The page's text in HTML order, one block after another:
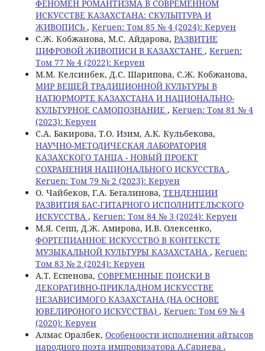
ФЕНОМЕН РОМАНТИЗМА В СОВРЕМЕННОМ
ИСКУССТВЕ КАЗАХСТАНА: СКУЛЬПТУРА И
ЖИВОПИСЬ , Keruen: Том 85 № 4 (2024): Керуен
C.Ж. Кобжанова, М.С. Айдарова, РАЗВИТИЕ
ЦИФРОВОЙ ЖИВОПИСИ В КАЗАХСТАНЕ , Keruen:
Том 77 № 4 (2022): Керуен
М.М. Келсинбек, Д.С. Шарипова, С.Ж. Кобжанова,
МИР ВЕЩЕЙ ТРАДИЦИОННОЙ КУЛЬТУРЫ В
НАТЮРМОРТЕ КАЗАХСТАНА И НАЦИОНАЛЬНО-
КУЛЬТУРНОЕ САМОПОЗНАНИЕ , Keruen: Том 81 № 4
(2023): Керуен
С.A. Бакирова, Т.О. Изим, А.К. Кульбекова,
НАУЧНО-МЕТОДИЧЕСКАЯ ЛАБОРАТОРИЯ
КАЗАХСКОГО ТАНЦА - НОВЫЙ ПРОЕКТ
СОХРАНЕНИЯ НАЦИОНАЛЬНОГО ИСКУССТВА ,
Keruen: Том 79 № 2 (2023): Керуен
О. Чайбеков, Г.А. Бегалинова, ТЕНДЕНЦИИ
РАЗВИТИЯ БАС-ГИТАРНОГО ИСПОЛНИТЕЛЬСКОГО
ИСКУССТВА , Keruen: Том 84 № 3 (2024): Керуен
M.Я. Сепп, Д.Ж. Амирова, И.В. Олексенко,
ФОРТЕПИАННОЕ ИСКУССТВО В КОНТЕКСТЕ
МУЗЫКАЛЬНОЙ КУЛЬТУРЫ КАЗАХСТАНА , Keruen:
Том 83 № 2 (2024): Керуен
А.Т. Еспенова, СОВРЕМЕННЫЕ ПОИСКИ В
ДЕКОРАТИВНО-ПРИКЛАДНОМ ИСКУССТВЕ
НЕЗАВИСИМОГО КАЗАХСТАНА (НА ОСНОВЕ
ЮВЕЛИРОНОГО ИСКУССТВА) , Keruen: Том 69 № 4
(2020): Керуен
Алмас Оралбек, Особеноости исполнения айтысов
народного поэта импровизатора А.Сариева ,